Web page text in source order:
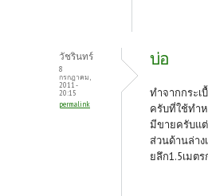
วัชรินทร์
8
กรกฎาคม,
2011 -
20:15
permalink
บ่อ
ทำจากกระเ
ครับที่ใช้ทำ
มีขายครับแ
ส่วนด้านล่าง
ยลึก1.5เมต